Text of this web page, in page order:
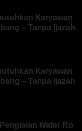
Karyawan
– Tanpa Ijazah
Karyawan
– Tanpa Ijazah
Water Ro